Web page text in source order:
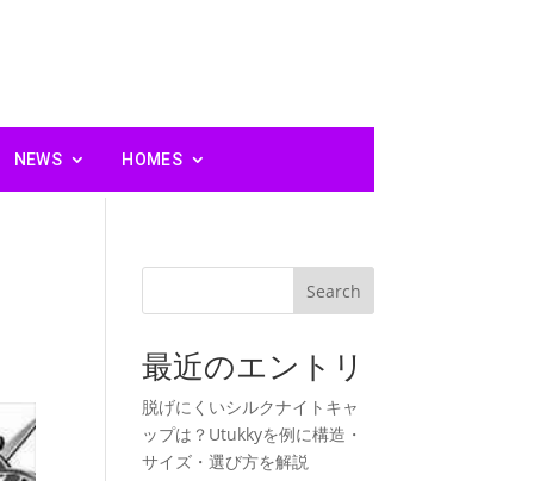
NEWS HOMES
Search
最近のエントリ
脱げにくいシルクナイトキャ
ップは？Utukkyを例に構造・
サイズ・選び方を解説